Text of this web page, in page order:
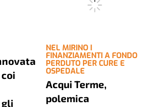
NEL MIRINO I
FINANZIAMENTI A FONDO
PERDUTO PER CURE E
OSPEDALE
Acqui Terme,
polemica